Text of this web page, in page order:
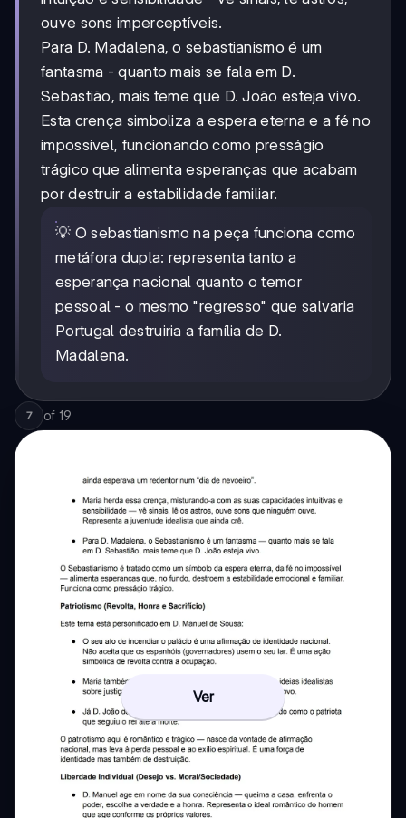
ouve sons imperceptíveis.
Para D. Madalena, o sebastianismo é um
fantasma - quanto mais se fala em D.
Sebastião, mais teme que D. João esteja vivo.
Esta crença simboliza a espera eterna e a fé no
impossível, funcionando como presságio
trágico que alimenta esperanças que acabam
por destruir a estabilidade familiar.
💡 O sebastianismo na peça funciona como
metáfora dupla: representa tanto a
esperança nacional quanto o temor
pessoal - o mesmo "regresso" que salvaria
Portugal destruiria a família de D.
Madalena.
7 of 19
Ver